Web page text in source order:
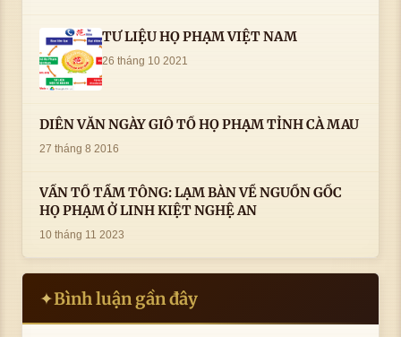
TƯ LIỆU HỌ PHẠM VIỆT NAM
26 tháng 10 2021
DIỄN VĂN NGÀY GIỖ TỔ HỌ PHẠM TỈNH CÀ MAU
27 tháng 8 2016
VẤN TỔ TẦM TÔNG: LẠM BÀN VỀ NGUỒN GỐC
HỌ PHẠM Ở LINH KIỆT NGHỆ AN
10 tháng 11 2023
✦Bình luận gần đây